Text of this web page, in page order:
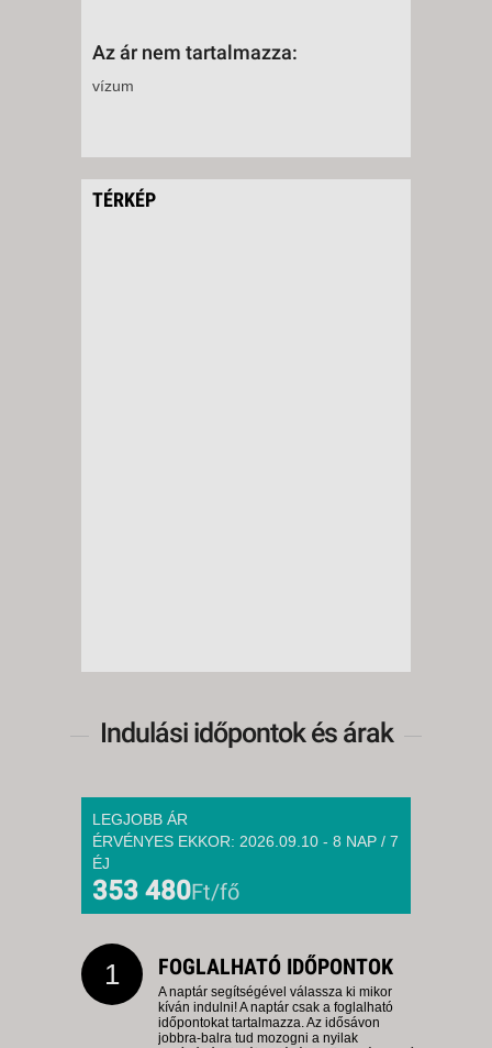
Az ár nem tartalmazza:
vízum
TÉRKÉP
Indulási időpontok és árak
LEGJOBB ÁR
ÉRVÉNYES EKKOR: 2026.09.10 - 8 NAP / 7
ÉJ
353 480Ft/fő
1 FOGLALHATÓ IDŐPONTOK
A naptár segítségével válassza ki mikor
kíván indulni! A naptár csak a foglalható
időpontokat tartalmazza. Az idősávon
jobbra-balra tud mozogni a nyilak